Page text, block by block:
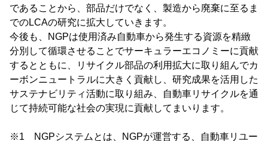
であることから、部品だけでなく、製造から廃棄に至るま
でのLCAの研究に拡大していきます。
今後も、NGPは使用済み自動車から発生する資源を精緻
分別して循環させることでサーキュラーエコノミーに貢献
するとともに、リサイクル部品の利用拡大に取り組んでカ
ーボンニュートラルに大きく貢献し、研究成果を活用した
サステナビリティ活動に取り組み、自動車リサイクルを通
じて持続可能な社会の実現に貢献してまいります。
※1 NGPシステムとは、NGPが運営する、自動車リユー